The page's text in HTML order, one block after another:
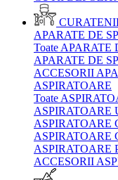
APARATE DE
Toate APARATE
APARATE DE
ACCESORII
ASPIRATOARE
Toate
ASPIRATOARE
ASPIRATOARE
ASPIRATOARE
ASPIRATOARE
ACCESORII